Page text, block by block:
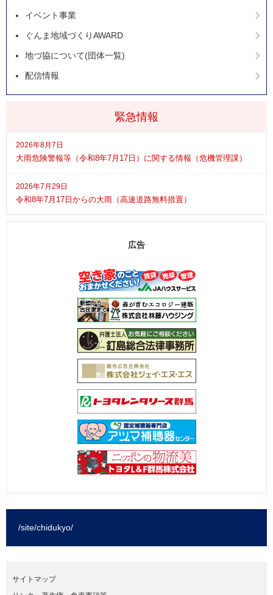
緊急情報
2026年8月7日
大雨危険警報等（令和8年7月17日）に関する情報（危機管理課）
2026年7月29日
令和8年7月17日からの大雨（高速道路無料措置）
イベント事業
ぐんま地域づくりAWARD
地づ協について(団体一覧)
配信情報
広告
/site/chidukyo/
サイトマップ